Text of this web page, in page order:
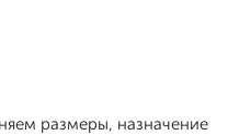
размеры, назначение